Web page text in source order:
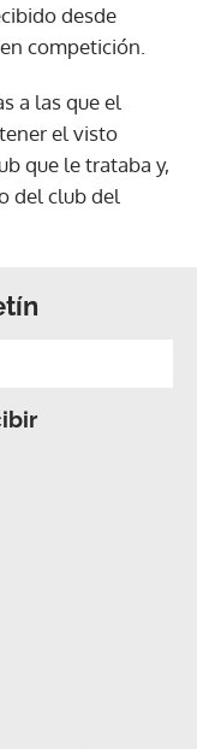
desde
competición.
a las que el
el visto
que le trataba y,
del club del